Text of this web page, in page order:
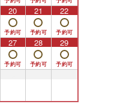
20 21 22
27 28 29